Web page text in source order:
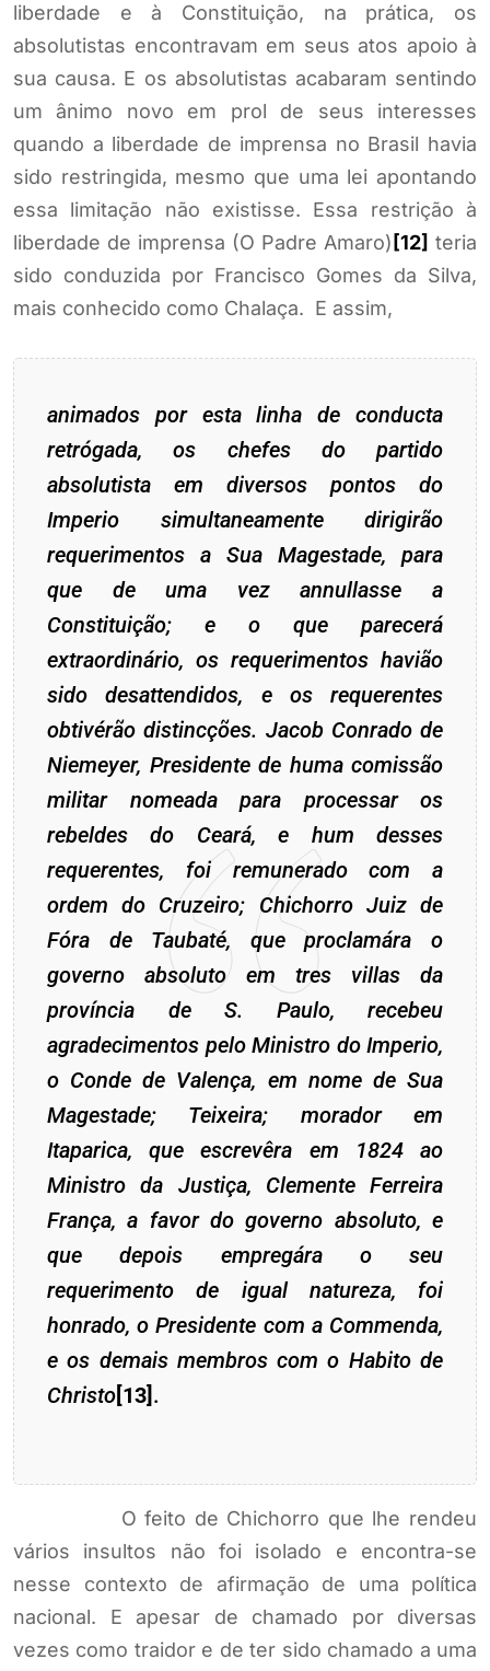
liberdade e à Constituição, na prática, os
absolutistas encontravam em seus atos apoio à
sua causa. E os absolutistas acabaram sentindo
um ânimo novo em prol de seus interesses
quando a liberdade de imprensa no Brasil havia
sido restringida, mesmo que uma lei apontando
essa limitação não existisse. Essa restrição à
liberdade de imprensa (O Padre Amaro) [12] teria
sido conduzida por Francisco Gomes da Silva,
mais conhecido como Chalaça. E assim,
animados por esta linha de conducta
retrógada, os chefes do partido
absolutista em diversos pontos do
Imperio simultaneamente dirigirão
requerimentos a Sua Magestade, para
que de uma vez annullasse a
Constituição; e o que parecerá
extraordinário, os requerimentos havião
sido desattendidos, e os requerentes
obtivérão distincções. Jacob Conrado de
Niemeyer, Presidente de huma comissão
militar nomeada para processar os
rebeldes do Ceará, e hum desses
requerentes, foi remunerado com a
ordem do Cruzeiro; Chichorro Juiz de
Fóra de Taubaté, que proclamára o
governo absoluto em tres villas da
província de S. Paulo, recebeu
agradecimentos pelo Ministro do Imperio,
o Conde de Valença, em nome de Sua
Magestade; Teixeira; morador em
Itaparica, que escrevêra em 1824 ao
Ministro da Justiça, Clemente Ferreira
França, a favor do governo absoluto, e
que depois empregára o seu
requerimento de igual natureza, foi
honrado, o Presidente com a Commenda,
e os demais membros com o Habito de
Christo[13] .
O feito de Chichorro que lhe rendeu
vários insultos não foi isolado e encontra-se
nesse contexto de afirmação de uma política
nacional. E apesar de chamado por diversas
vezes como traidor e de ter sido chamado a uma